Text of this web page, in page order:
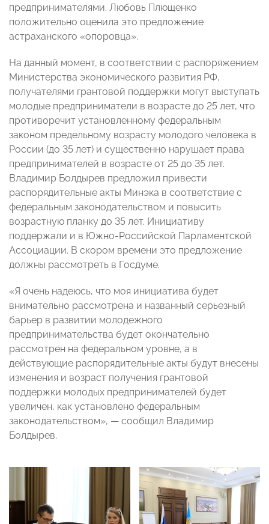
предпринимателями. Любовь Плющенко
положительно оценила это предложение
астраханского «опоровца».
На данный момент, в соответствии с распоряжением
Министерства экономического развития РФ,
получателями грантовой поддержки могут выступать
молодые предприниматели в возрасте до 25 лет, что
противоречит установленному федеральным
законом предельному возрасту молодого человека в
России (до 35 лет) и существенно нарушает права
предпринимателей в возрасте от 25 до 35 лет.
Владимир Болдырев предложил привести
распорядительные акты Минэка в соответствие с
федеральным законодательством и повысить
возрастную планку до 35 лет. Инициативу
поддержали и в Южно-Российской Парламентской
Ассоциации. В скором времени это предложение
должны рассмотреть в Госдуме.
«Я очень надеюсь, что моя инициатива будет
внимательно рассмотрена и названный серьезный
барьер в развитии молодежного
предпринимательства будет окончательно
рассмотрен на федеральном уровне, а в
действующие распорядительные акты будут внесены
изменения и возраст получения грантовой
поддержки молодых предпринимателей будет
увеличен, как установлено федеральным
законодательством», — сообщил Владимир
Болдырев.